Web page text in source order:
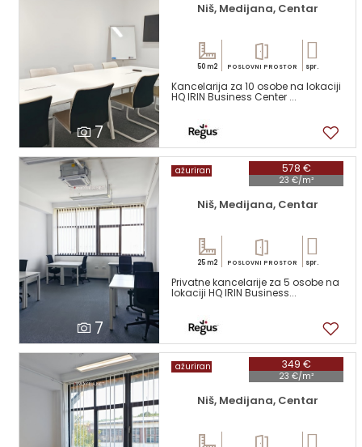
7
Niš, Medijana, Centar
50 m2 POSLOVNI PROSTOR spr.
Kancelarija za 10 osobe na lokaciji
HQ IRIN Business Center ...
7
578 €
23 €/m²
ažuriran
Niš, Medijana, Centar
25 m2 POSLOVNI PROSTOR spr.
Privatne kancelarije za 5 osobe na
lokaciji HQ IRIN Business...
349 €
23 €/m²
ažuriran
Niš, Medijana, Centar